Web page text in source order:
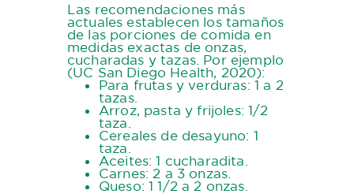
Las recomendaciones más
actuales establecen los tamaños
de las porciones de comida en
medidas exactas de onzas,
cucharadas y tazas. Por ejemplo
(UC San Diego Health, 2020):
Para frutas y verduras: 1 a 2
tazas.
Arroz, pasta y frijoles: 1/2
taza.
Cereales de desayuno: 1
taza.
Aceites: 1 cucharadita.
Carnes: 2 a 3 onzas.
Queso: 1 1/2 a 2 onzas.